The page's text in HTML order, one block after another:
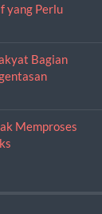
yang Perlu
Bagian
Memproses